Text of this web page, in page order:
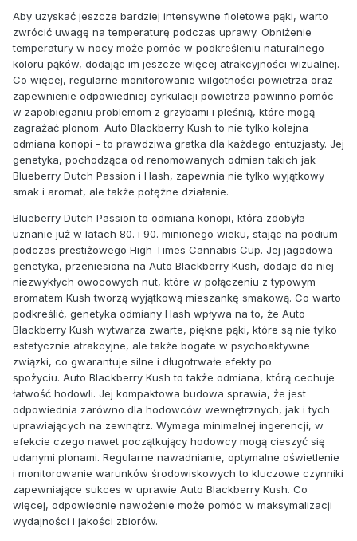
Aby uzyskać jeszcze bardziej intensywne fioletowe pąki, warto
zwrócić uwagę na temperaturę podczas uprawy. Obniżenie
temperatury w nocy może pomóc w podkreśleniu naturalnego
koloru pąków, dodając im jeszcze więcej atrakcyjności wizualnej.
Co więcej, regularne monitorowanie wilgotności powietrza oraz
zapewnienie odpowiedniej cyrkulacji powietrza powinno pomóc
w zapobieganiu problemom z grzybami i pleśnią, które mogą
zagrażać plonom. Auto Blackberry Kush to nie tylko kolejna
odmiana konopi - to prawdziwa gratka dla każdego entuzjasty. Jej
genetyka, pochodząca od renomowanych odmian takich jak
Blueberry Dutch Passion i Hash, zapewnia nie tylko wyjątkowy
smak i aromat, ale także potężne działanie.
Blueberry Dutch Passion to odmiana konopi, która zdobyła
uznanie już w latach 80. i 90. minionego wieku, stając na podium
podczas prestiżowego High Times Cannabis Cup. Jej jagodowa
genetyka, przeniesiona na Auto Blackberry Kush, dodaje do niej
niezwykłych owocowych nut, które w połączeniu z typowym
aromatem Kush tworzą wyjątkową mieszankę smakową. Co warto
podkreślić, genetyka odmiany Hash wpływa na to, że Auto
Blackberry Kush wytwarza zwarte, piękne pąki, które są nie tylko
estetycznie atrakcyjne, ale także bogate w psychoaktywne
związki, co gwarantuje silne i długotrwałe efekty po
spożyciu. Auto Blackberry Kush to także odmiana, którą cechuje
łatwość hodowli. Jej kompaktowa budowa sprawia, że jest
odpowiednia zarówno dla hodowców wewnętrznych, jak i tych
uprawiających na zewnątrz. Wymaga minimalnej ingerencji, w
efekcie czego nawet początkujący hodowcy mogą cieszyć się
udanymi plonami. Regularne nawadnianie, optymalne oświetlenie
i monitorowanie warunków środowiskowych to kluczowe czynniki
zapewniające sukces w uprawie Auto Blackberry Kush. Co
więcej, odpowiednie nawożenie może pomóc w maksymalizacji
wydajności i jakości zbiorów.